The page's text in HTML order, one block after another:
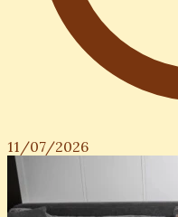
11/07/2026